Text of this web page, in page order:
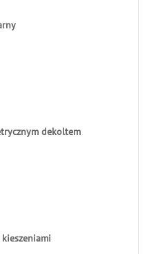
dekoltem